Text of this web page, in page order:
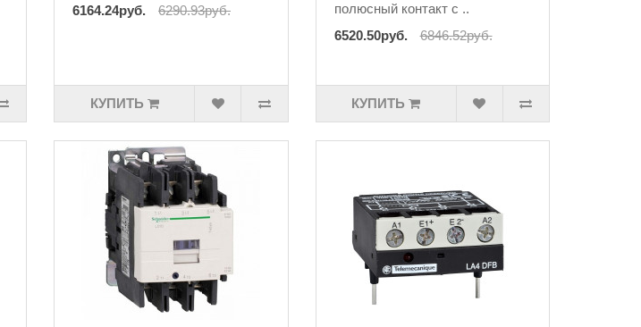
6164.24руб.
6290.93руб.
КУПИТЬ
полюсный контакт с ..
6520.50руб.
6846.52руб.
КУПИТЬ